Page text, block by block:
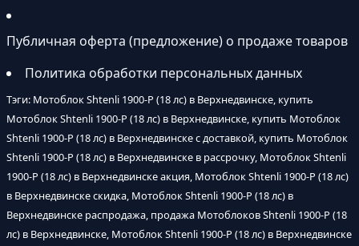
Публичная оферта (предложение) о продаже товаров
Политика обработки персональных данных
Тэги: Мотоблок Shtenli 1900-P (18 лс) в Верхнедвинске, купить
Мотоблок Shtenli 1900-P (18 лс) в Верхнедвинске, купить Мотоблок
Shtenli 1900-P (18 лс) в Верхнедвинске с доставкой, купить Мотоблок
Shtenli 1900-P (18 лс) в Верхнедвинске в рассрочку, Мотоблок Shtenli
1900-P (18 лс) в Верхнедвинске акция, Мотоблок Shtenli 1900-P (18 лс)
в Верхнедвинске скидка, Мотоблок Shtenli 1900-P (18 лс) в
Верхнедвинске распродажа, продажа Мотоблоков Shtenli 1900-P (18
лс) в Верхнедвинске, Мотоблок Shtenli 1900-P (18 лс) в Верхнедвинске